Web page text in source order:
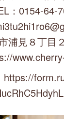
：0154-64-
浦見８丁目